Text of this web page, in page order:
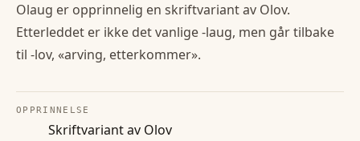
Olaug er opprinnelig en skriftvariant av Olov.
Etterleddet er ikke det vanlige -laug, men går tilbake
til -lov, «arving, etterkommer».
OPPRINNELSE
Skriftvariant av Olov